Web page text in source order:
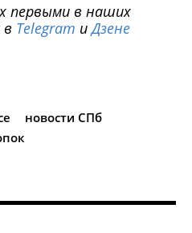
первыми в наших
Telegram иДзене
новости СПб